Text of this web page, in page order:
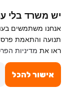
יש משרד בלי
תנועה והתאמת
ראו את מדיניות
אישור להכל
navigation
content